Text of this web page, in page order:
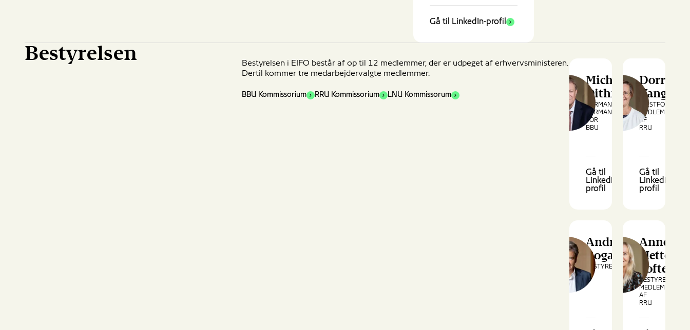
Gå til LinkedIn-profil
Bestyrelsen
Bestyrelsen i EIFO består af op til 12 medlemmer, der er udpeget af erhvervsministeren.
Dertil kommer tre medarbejdervalgte medlemmer.
BBU Kommissorium RRU Kommissorium LNU Kommissorum
Michael
Dithmer
FORMAND,
FORMAND
FOR
BBU
Gå til
LinkedIn-
profil
Dorrit
Vanglo
NÆSTFORMAND,
MEDLEM
AF
RRU
Gå til
LinkedIn-
profil
André
Rogaczewski
BESTYRELSESMEDLEM
Anne
Mette
MEDLEM
AF
RRU